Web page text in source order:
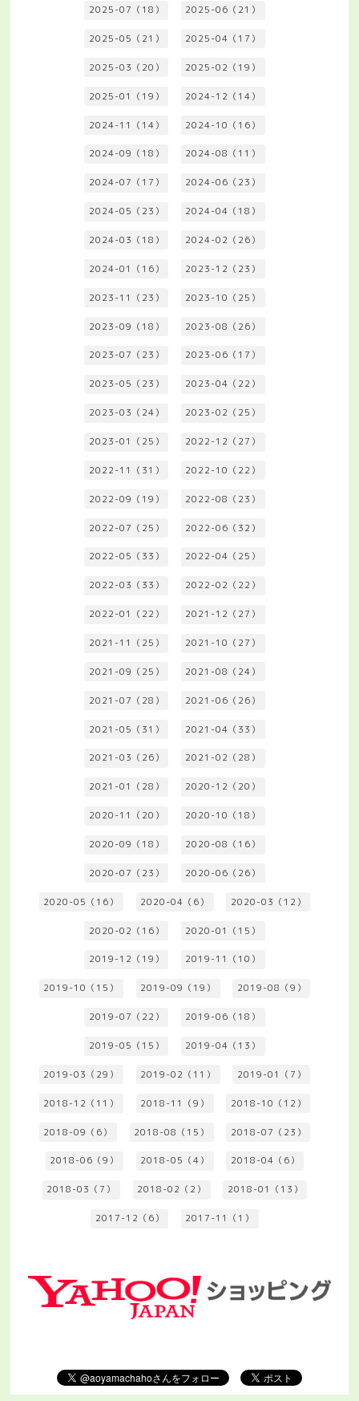
2025-07（18） 2025-06（21）
2025-05（21） 2025-04（17）
2025-03（20） 2025-02（19）
2025-01（19） 2024-12（14）
2024-11（14） 2024-10（16）
2024-09（18） 2024-08（11）
2024-07（17） 2024-06（23）
2024-05（23） 2024-04（18）
2024-03（18） 2024-02（26）
2024-01（16） 2023-12（23）
2023-11（23） 2023-10（25）
2023-09（18） 2023-08（26）
2023-07（23） 2023-06（17）
2023-05（23） 2023-04（22）
2023-03（24） 2023-02（25）
2023-01（25） 2022-12（27）
2022-11（31） 2022-10（22）
2022-09（19） 2022-08（23）
2022-07（25） 2022-06（32）
2022-05（33） 2022-04（25）
2022-03（33） 2022-02（22）
2022-01（22） 2021-12（27）
2021-11（25） 2021-10（27）
2021-09（25） 2021-08（24）
2021-07（28） 2021-06（26）
2021-05（31） 2021-04（33）
2021-03（26） 2021-02（28）
2021-01（28） 2020-12（20）
2020-11（20） 2020-10（18）
2020-09（18） 2020-08（16）
2020-07（23） 2020-06（26）
2020-05（16） 2020-04（6） 2020-03（12）
2020-02（16） 2020-01（15）
2019-12（19） 2019-11（10）
2019-10（15） 2019-09（19） 2019-08（9）
2019-07（22） 2019-06（18）
2019-05（15） 2019-04（13）
2019-03（29） 2019-02（11） 2019-01（7）
2018-12（11） 2018-11（9） 2018-10（12）
2018-09（6） 2018-08（15） 2018-07（23）
2018-06（9） 2018-05（4） 2018-04（6）
2018-03（7） 2018-02（2） 2018-01（13）
2017-12（6） 2017-11（1）